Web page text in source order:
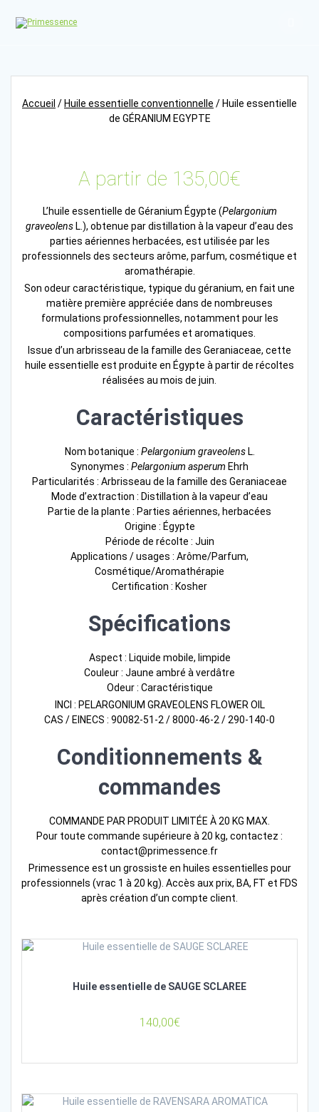
Accueil / Huile essentielle conventionnelle / Huile essentielle
de GÉRANIUM EGYPTE
A partir de 135,00€
L’huile essentielle de Géranium Égypte (Pelargonium
graveolens L.), obtenue par distillation à la vapeur d’eau des
parties aériennes herbacées, est utilisée par les
professionnels des secteurs arôme, parfum, cosmétique et
aromathérapie.
Son odeur caractéristique, typique du géranium, en fait une
matière première appréciée dans de nombreuses
formulations professionnelles, notamment pour les
compositions parfumées et aromatiques.
Issue d’un arbrisseau de la famille des Geraniaceae, cette
huile essentielle est produite en Égypte à partir de récoltes
réalisées au mois de juin.
Caractéristiques
Nom botanique : Pelargonium graveolensL.
Synonymes : Pelargonium asperum Ehrh
Particularités : Arbrisseau de la famille des Geraniaceae
Mode d’extraction : Distillation à la vapeur d’eau
Partie de la plante : Parties aériennes, herbacées
Origine : Égypte
Période de récolte : Juin
Applications / usages : Arôme/Parfum,
Cosmétique/Aromathérapie
Certification : Kosher
Spécifications
Aspect : Liquide mobile, limpide
Couleur : Jaune ambré à verdâtre
Odeur : Caractéristique
INCI : PELARGONIUM GRAVEOLENS FLOWER OIL
CAS / EINECS : 90082-51-2 / 8000-46-2 / 290-140-0
Conditionnements &
commandes
COMMANDE PAR PRODUIT LIMITÉE À 20 KG MAX.
Pour toute commande supérieure à 20 kg, contactez :
contact@primessence.fr
Primessence est un grossiste en huiles essentielles pour
professionnels (vrac 1 à 20 kg). Accès aux prix, BA, FT et FDS
après création d’un compte client.
Huile essentielle de SAUGE SCLAREE
140,00€